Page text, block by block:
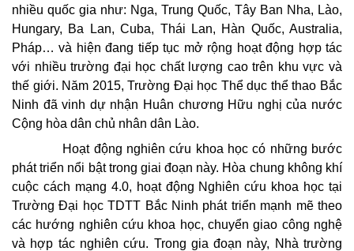
nhiều quốc gia như: Nga, Trung Quốc, Tây Ban Nha, Lào,
Hungary, Ba Lan, Cuba, Thái Lan, Hàn Quốc, Australia,
Pháp… và hiện đang tiếp tục mở rộng hoạt động hợp tác
với nhiều trường đại học chất lượng cao trên khu vực và
thế giới. Năm 2015, Trường Đại học Thể dục thể thao Bắc
Ninh đã vinh dự nhận Huân chương Hữu nghị của nước
Cộng hòa dân chủ nhân dân Lào.
Hoạt động nghiên cứu khoa học có những bước
phát triển nổi bật trong giai đoạn này. Hòa chung không khí
cuộc cách mạng 4.0, hoạt động Nghiên cứu khoa học tại
Trường Đại học TDTT Bắc Ninh phát triển mạnh mẽ theo
các hướng nghiên cứu khoa học, chuyển giao công nghệ
và hợp tác nghiên cứu. Trong gia đoạn này, Nhà trường